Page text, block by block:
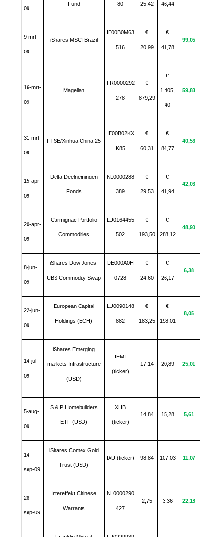
09
Fund 80 25,42 46,44
9-mrt-
09
iShares MSCI Brazil
IE00B0M63
516
€
20,99
€
41,78
99,05
16-mrt-
09
Magellan
FR0000292
278
€
879,29
€
1.405,
40
59,83
31-mrt-
09
FTSE/Xinhua China 25
IE00B02KX
K85
€
60,31
€
84,77
40,56
15-apr-
09
Delta Deelnemingen
Fonds
NL0000288
389
€
29,53
€
41,94
42,03
20-apr-
09
Carmignac Portfolio
Commodities
LU0164455
502
€
193,50
€
288,12
48,90
8-jun-
09
iShares Dow Jones-
UBS Commodity Swap
DE000A0H
0728
€
24,60
€
26,17
6,38
22-jun-
09
European Capital
Holdings (ECH)
LU0090148
882
€
183,25
€
198,01
8,05
14-jul-
09
iShares Emerging
markets Infrastructure
(USD)
IEMI
(ticker)
17,14 20,89 25,01
5-aug-
09
S & P Homebuilders
ETF (USD)
XHB
(ticker)
14,84 15,28 5,61
14-
sep-09
iShares Comex Gold
Trust (USD)
IAU (ticker) 98,84 107,03 11,07
28-
sep-09
Intereffekt Chinese
Warrants
NL0000290
427
2,75 3,36 22,18